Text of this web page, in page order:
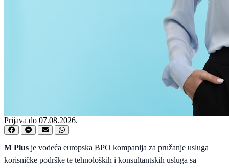
Prijava do 07.08.2026.
M Plus je vodeća europska BPO kompanija za pružanje usluga
korisničke podrške te tehnoloških i konsultantskih usluga sa